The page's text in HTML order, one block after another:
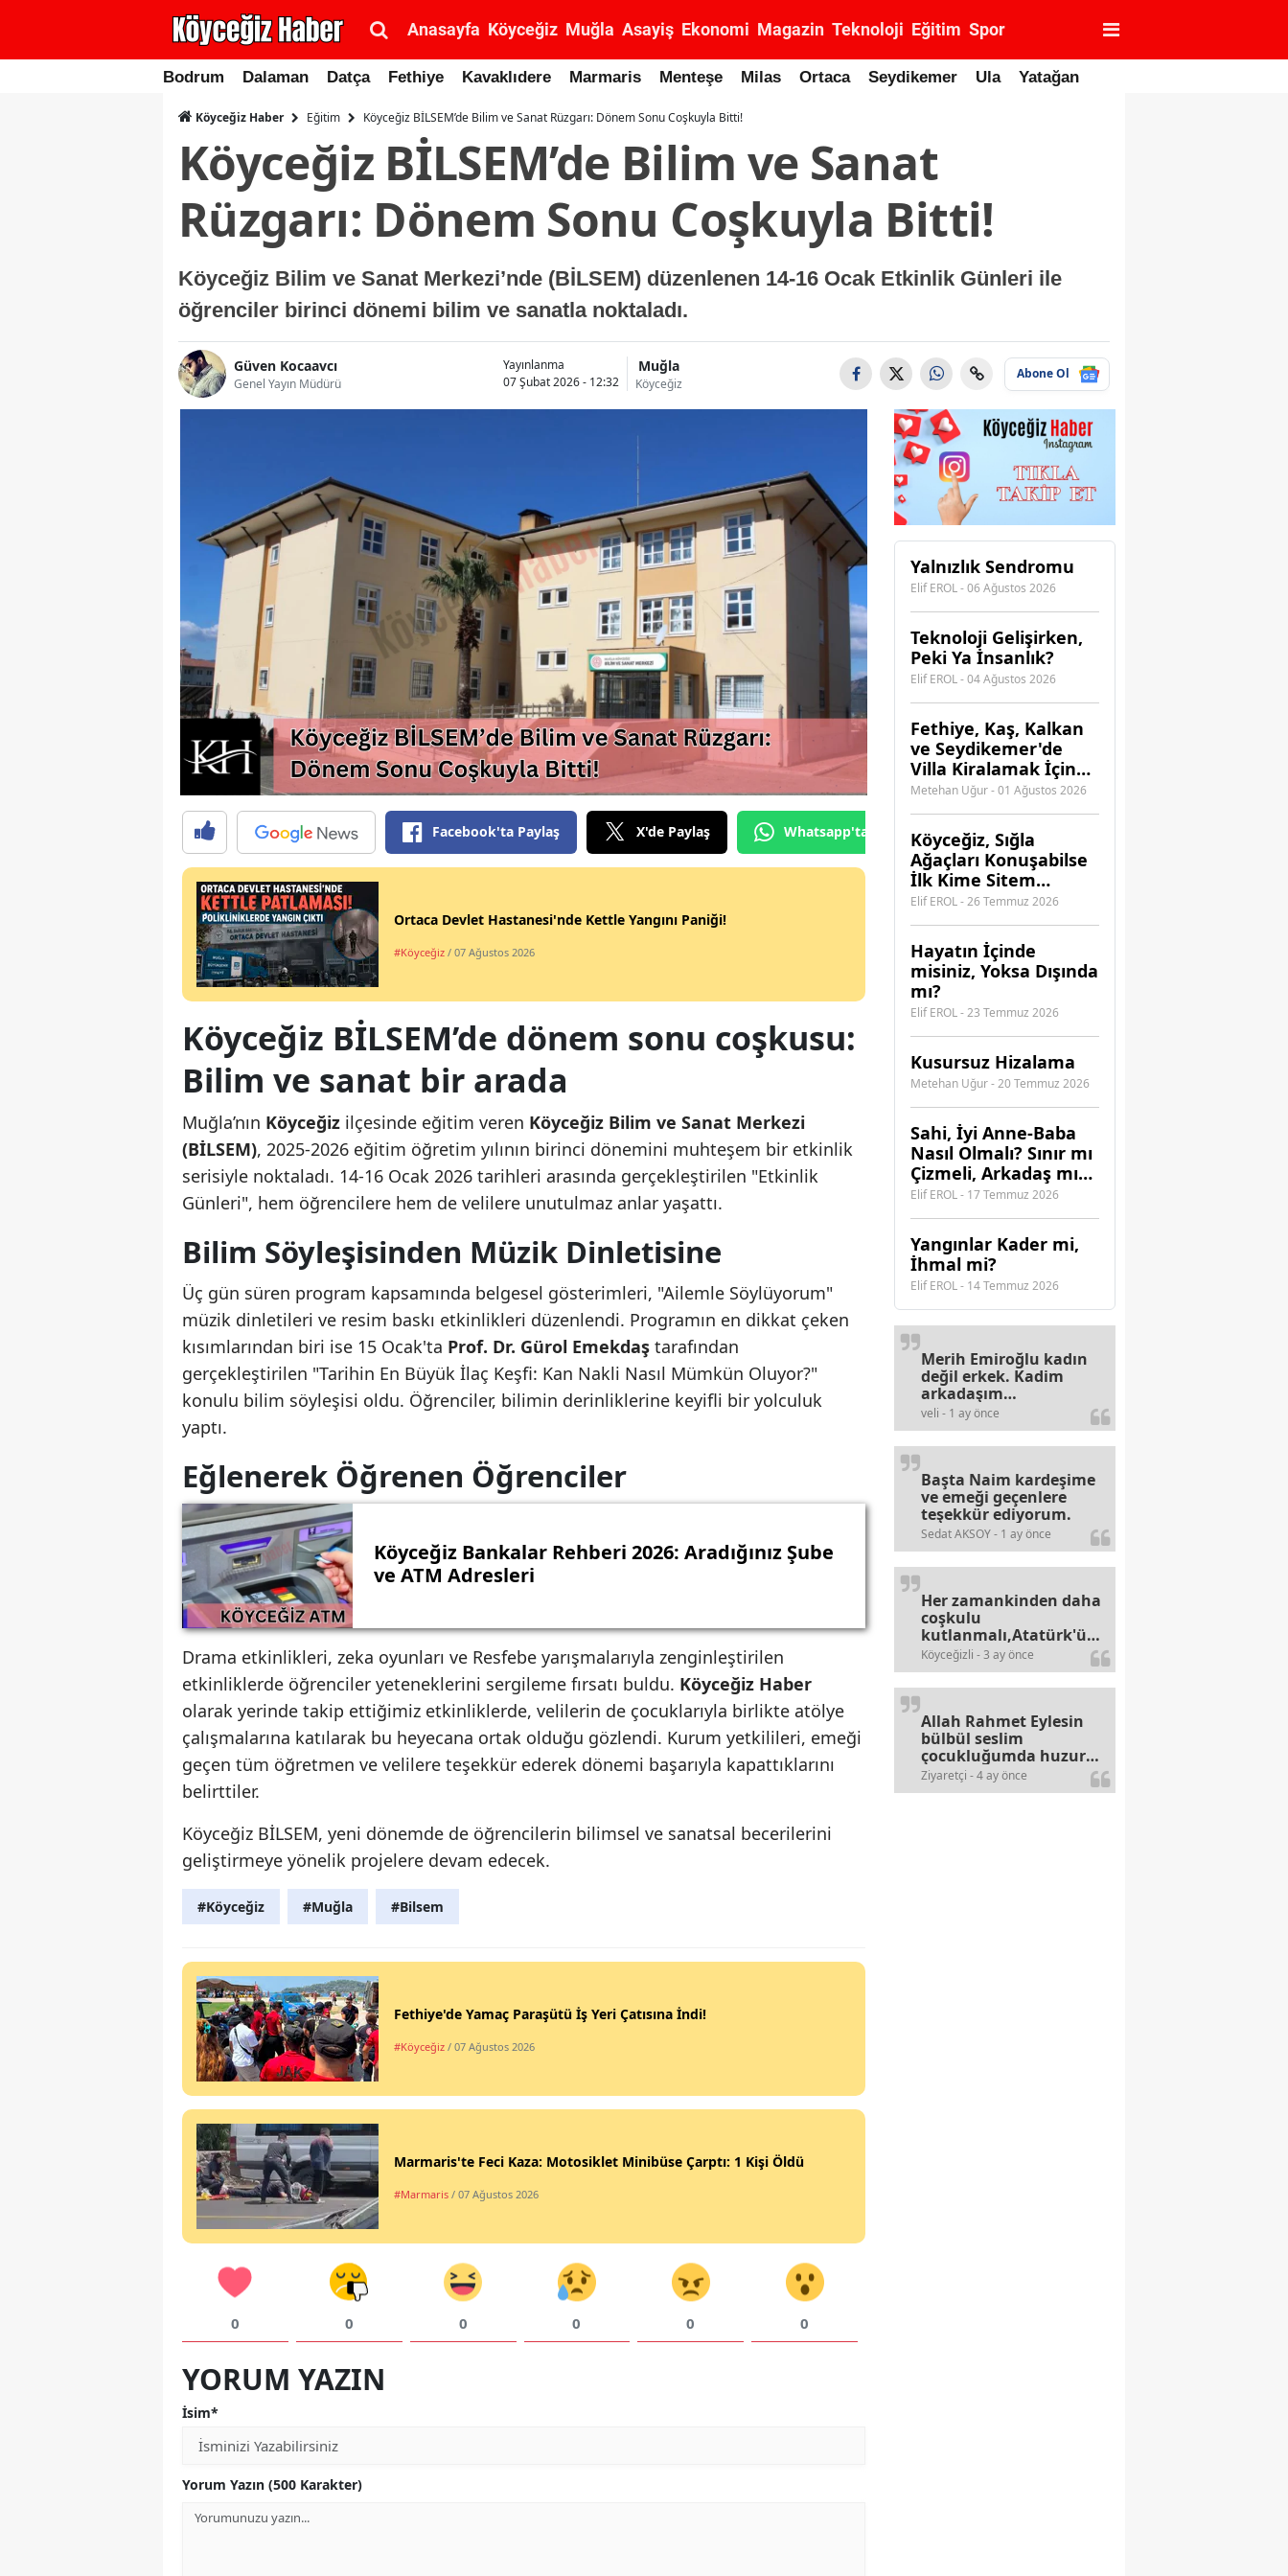
Anasayfa Köyceğiz Muğla Asayiş Ekonomi Magazin Teknoloji Eğitim Spor
Bodrum Dalaman Datça Fethiye Kavaklıdere Marmaris Menteşe Milas Ortaca Seydikemer Ula Yatağan
Köyceğiz Haber Eğitim Köyceğiz BİLSEM’de Bilim ve Sanat Rüzgarı: Dönem Sonu Coşkuyla Bitti!
Köyceğiz BİLSEM’de Bilim ve Sanat
Rüzgarı: Dönem Sonu Coşkuyla Bitti!
Köyceğiz Bilim ve Sanat Merkezi’nde (BİLSEM) düzenlenen 14-16 Ocak Etkinlik Günleri ile
öğrenciler birinci dönemi bilim ve sanatla noktaladı.
Güven Kocaavcı
Genel Yayın Müdürü
Yayınlanma
07 Şubat 2026 - 12:32
Muğla
Köyceğiz
Abone Ol
Facebook'ta Paylaş X'de Paylaş Whatsapp'tan Gönder
Ortaca Devlet Hastanesi'nde Kettle Yangını Paniği!
#Köyceğiz / 07 Ağustos 2026
Köyceğiz BİLSEM’de dönem sonu coşkusu:
Bilim ve sanat bir arada
Muğla’nın Köyceğiz ilçesinde eğitim veren Köyceğiz Bilim ve Sanat Merkezi
(BİLSEM), 2025-2026 eğitim öğretim yılının birinci dönemini muhteşem bir etkinlik
serisiyle noktaladı. 14-16 Ocak 2026 tarihleri arasında gerçekleştirilen "Etkinlik
Günleri", hem öğrencilere hem de velilere unutulmaz anlar yaşattı.
Bilim Söyleşisinden Müzik Dinletisine
Üç gün süren program kapsamında belgesel gösterimleri, "Ailemle Söylüyorum"
müzik dinletileri ve resim baskı etkinlikleri düzenlendi. Programın en dikkat çeken
kısımlarından biri ise 15 Ocak'ta Prof. Dr. Gürol Emekdaş tarafından
gerçekleştirilen "Tarihin En Büyük İlaç Keşfi: Kan Nakli Nasıl Mümkün Oluyor?"
konulu bilim söyleşisi oldu. Öğrenciler, bilimin derinliklerine keyifli bir yolculuk
yaptı.
Eğlenerek Öğrenen Öğrenciler
Köyceğiz Bankalar Rehberi 2026: Aradığınız Şube
ve ATM Adresleri
Drama etkinlikleri, zeka oyunları ve Resfebe yarışmalarıyla zenginleştirilen
etkinliklerde öğrenciler yeteneklerini sergileme fırsatı buldu. Köyceğiz Haber
olarak yerinde takip ettiğimiz etkinliklerde, velilerin de çocuklarıyla birlikte atölye
çalışmalarına katılarak bu heyecana ortak olduğu gözlendi. Kurum yetkilileri, emeği
geçen tüm öğretmen ve velilere teşekkür ederek dönemi başarıyla kapattıklarını
belirttiler.
Köyceğiz BİLSEM, yeni dönemde de öğrencilerin bilimsel ve sanatsal becerilerini
geliştirmeye yönelik projelere devam edecek.
#Köyceğiz #Muğla #Bilsem
Fethiye'de Yamaç Paraşütü İş Yeri Çatısına İndi!
#Köyceğiz / 07 Ağustos 2026
Marmaris'te Feci Kaza: Motosiklet Minibüse Çarptı: 1 Kişi Öldü
#Marmaris / 07 Ağustos 2026
0 0 0 0 0 0
YORUM YAZIN
İsim*
Yorum Yazın (500 Karakter)
Yalnızlık Sendromu
Elif EROL - 06 Ağustos 2026
Teknoloji Gelişirken,
Peki Ya İnsanlık?
Elif EROL - 04 Ağustos 2026
Fethiye, Kaş, Kalkan
ve Seydikemer'de
Villa Kiralamak İçin
Hangi Acenteye
Güvenebilirsiniz?
Metehan Uğur - 01 Ağustos 2026
Köyceğiz, Sığla
Ağaçları Konuşabilse
İlk Kime Sitem
Ederdi?
Elif EROL - 26 Temmuz 2026
Hayatın İçinde
misiniz, Yoksa Dışında
mı?
Elif EROL - 23 Temmuz 2026
Kusursuz Hizalama
Metehan Uğur - 20 Temmuz 2026
​Sahi, İyi Anne-Baba
Nasıl Olmalı? Sınır mı
Çizmeli, Arkadaş mı
Olmalı?
Elif EROL - 17 Temmuz 2026
Yangınlar Kader mi,
İhmal mi?
Elif EROL - 14 Temmuz 2026
veli - 1 ay önce
Merih Emiroğlu kadın
değil erkek. Kadim
arkadaşım
haberinizdeki hataya
gayb den
gülümsüyordur.
Sedat AKSOY - 1 ay önce
Başta Naim kardeşime
ve emeği geçenlere
teşekkür ediyorum.
Köyceğizli - 3 ay önce
Her zamankinden daha
coşkulu
kutlanmalı,Atatürk'ün
bayramlarına olan
alerjileri bitmez,bahane
arayan illaki bulur.
Ziyaretçi - 4 ay önce
Allah Rahmet Eylesin
bülbül seslim
çocukluğumda huzur
olurdu evimize.
Ablamla bağıra bağıra